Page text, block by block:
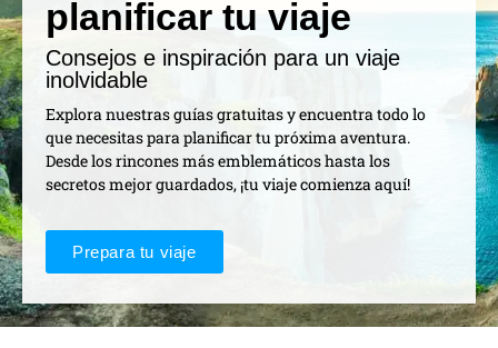
planificar tu viaje
Consejos e inspiración para un viaje
inolvidable
Explora nuestras guías gratuitas y encuentra todo lo
que necesitas para planificar tu próxima aventura.
Desde los rincones más emblemáticos hasta los
secretos mejor guardados, ¡tu viaje comienza aquí!
Prepara tu viaje